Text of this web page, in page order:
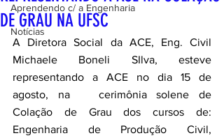
Aprendendo c/ a Engenharia
Notícias
DE GRAU NA UFSC
A Diretora Social da ACE, Eng. Civil
Michaele Boneli SIlva, esteve
representando a ACE no dia 15 de
agosto, na   cerimônia solene de
Colação de Grau dos cursos de:
Engenharia de Produção Civil,